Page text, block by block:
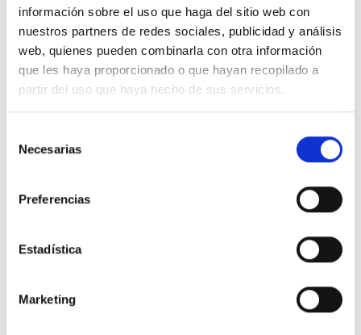
información sobre el uso que haga del sitio web con
nuestros partners de redes sociales, publicidad y análisis
web, quienes pueden combinarla con otra información
que les haya proporcionado o que hayan recopilado a
partir del uso que haya hecho de sus servicios.
Necesarias
Preferencias
Estadística
Marketing
Precio financiado 100%
20.500€ Desde 319,12€ /mes
Precio al contado: 22.000 €
Ver ficha